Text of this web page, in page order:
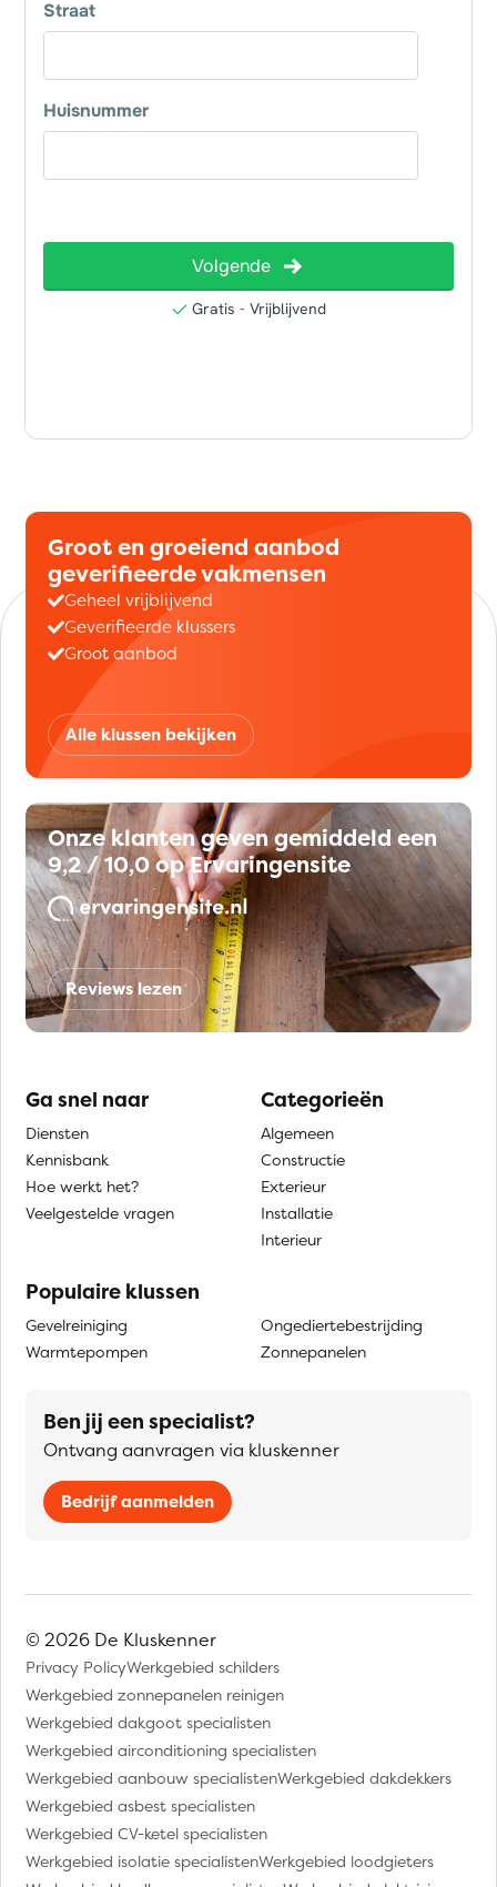
Groot en groeiend aanbod
geverifieerde vakmensen
Geheel vrijblijvend
Geverifieerde klussers
Groot aanbod
Alle klussen bekijken
Onze klanten geven gemiddeld een
9,2 / 10,0 op Ervaringensite
Reviews lezen
Ga snel naar
Diensten
Kennisbank
Hoe werkt het?
Veelgestelde vragen
Categorieën
Algemeen
Constructie
Exterieur
Installatie
Interieur
Populaire klussen
Gevelreiniging
Warmtepompen
Ongediertebestrijding
Zonnepanelen
Ben jij een specialist?
Ontvang aanvragen via kluskenner
Bedrijf aanmelden
© 2026 De Kluskenner
Privacy PolicyWerkgebied schilders
Werkgebied zonnepanelen reinigen
Werkgebied dakgoot specialisten
Werkgebied airconditioning specialisten
Werkgebied aanbouw specialistenWerkgebied dakdekkers
Werkgebied asbest specialisten
Werkgebied CV-ketel specialisten
Werkgebied isolatie specialistenWerkgebied loodgieters